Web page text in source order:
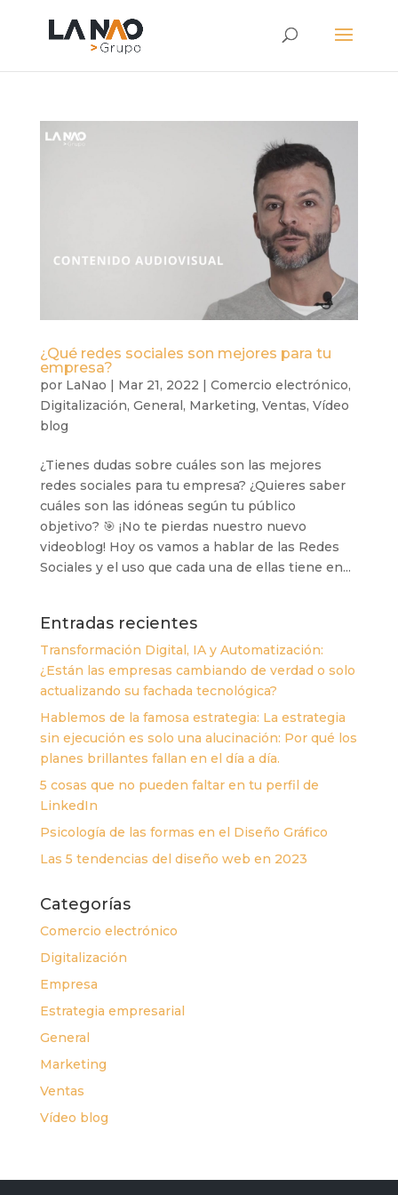
¿Qué redes sociales son mejores para tu
empresa?
por LaNao | Mar 21, 2022 | Comercio electrónico,
Digitalización, General, Marketing, Ventas, Vídeo
blog
¿Tienes dudas sobre cuáles son las mejores
redes sociales para tu empresa? ¿Quieres saber
cuáles son las idóneas según tu público
objetivo? 🎯 ¡No te pierdas nuestro nuevo
videoblog! Hoy os vamos a hablar de las Redes
Sociales y el uso que cada una de ellas tiene en...
Entradas recientes
Transformación Digital, IA y Automatización:
¿Están las empresas cambiando de verdad o solo
actualizando su fachada tecnológica?
Hablemos de la famosa estrategia: La estrategia
sin ejecución es solo una alucinación: Por qué los
planes brillantes fallan en el día a día.
5 cosas que no pueden faltar en tu perfil de
LinkedIn
Psicología de las formas en el Diseño Gráfico
Las 5 tendencias del diseño web en 2023
Categorías
Comercio electrónico
Digitalización
Empresa
Estrategia empresarial
General
Marketing
Ventas
Vídeo blog